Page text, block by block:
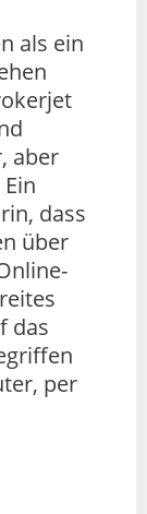
als ein
aber
dass
über
das
per